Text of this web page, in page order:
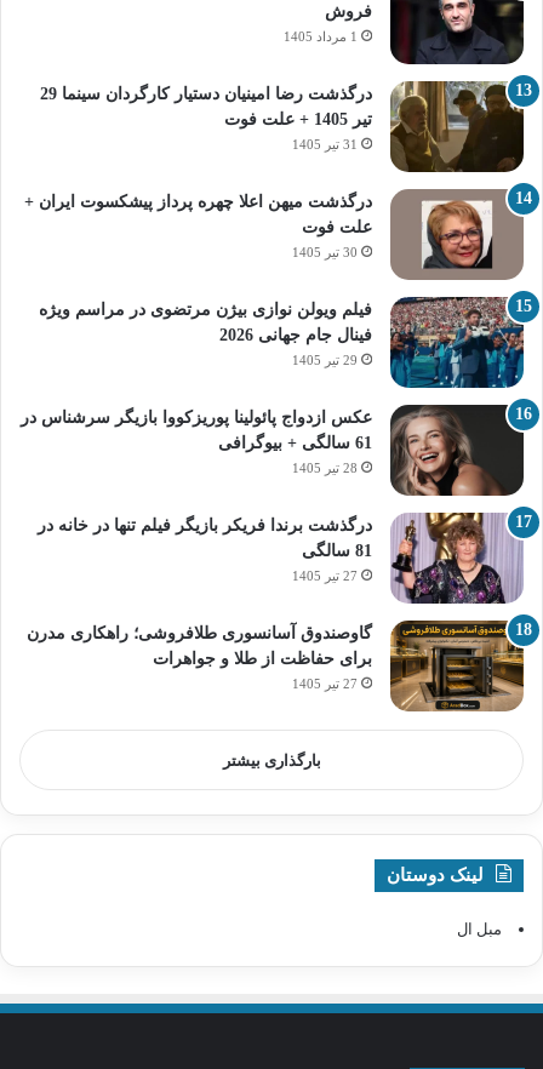
فروش
1 مرداد 1405
درگذشت رضا امینیان دستیار کارگردان سینما 29
تیر 1405 + علت فوت
31 تیر 1405
درگذشت میهن اعلا چهره پرداز پیشکسوت ایران +
علت فوت
30 تیر 1405
فیلم ویولن نوازی بیژن مرتضوی در مراسم ویژه
فینال جام جهانی 2026
29 تیر 1405
عکس ازدواج پائولینا پوریزکووا بازیگر سرشناس در
61 سالگی + بیوگرافی
28 تیر 1405
درگذشت برندا فریکر بازیگر فیلم تنها در خانه در
81 سالگی
27 تیر 1405
گاوصندوق آسانسوری طلافروشی؛ راهکاری مدرن
برای حفاظت از طلا و جواهرات
27 تیر 1405
بارگذاری بیشتر
لینک دوستان
مبل ال